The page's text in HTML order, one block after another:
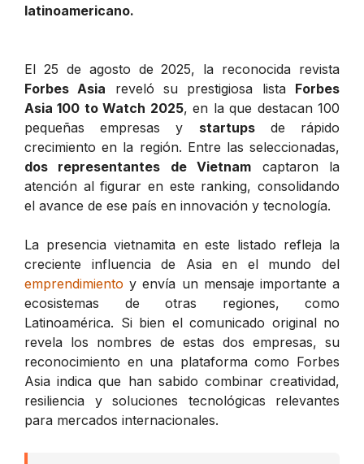
latinoamericano.
El 25 de agosto de 2025, la reconocida revista
Forbes Asia reveló su prestigiosa lista Forbes
Asia 100 to Watch 2025, en la que destacan 100
pequeñas empresas y startupsde rápido
crecimiento en la región. Entre las seleccionadas,
dos representantes de Vietnam captaron la
atención al figurar en este ranking, consolidando
el avance de ese país en innovación y tecnología.
La presencia vietnamita en este listado refleja la
creciente influencia de Asia en el mundo del
emprendimiento y envía un mensaje importante a
ecosistemas de otras regiones, como
Latinoamérica. Si bien el comunicado original no
revela los nombres de estas dos empresas, su
reconocimiento en una plataforma como Forbes
Asia indica que han sabido combinar creatividad,
resiliencia y soluciones tecnológicas relevantes
para mercados internacionales.